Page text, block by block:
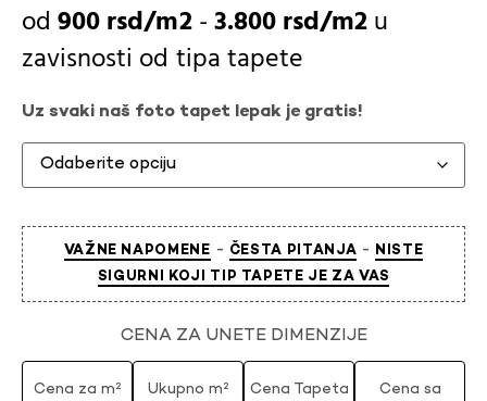
900rsd -3.800rsd
u
zavisnosti od tipa tapete
Uz svaki naš foto tapet lepak je gratis!
VAŽNE NAPOMENE - ČESTA PITANJA - NISTE
SIGURNI KOJI TIP TAPETE JE ZA VAS
CENA ZA UNETE DIMENZIJE
Cena za m² Ukupno m² Cena Tapeta
Cena sa